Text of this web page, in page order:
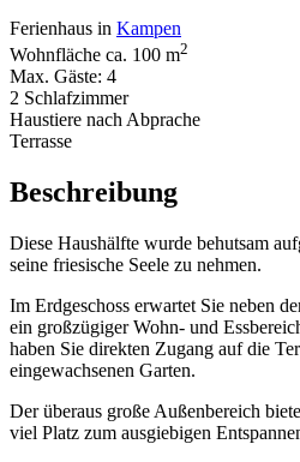
Ferienhaus in Kampen
Wohnfläche ca. 100 m2
Max. Gäste: 4
2 Schlafzimmer
Haustiere nach Abprache
Terrasse
Beschreibung
Diese Haushälfte wurde behutsam
seine friesische Seele zu nehmen.
Im Erdgeschoss erwartet Sie neben
ein großzügiger Wohn- und
haben Sie direkten Zugang auf die
eingewachsenen Garten.
Der überaus große Außenbereich
viel Platz zum ausgiebigen